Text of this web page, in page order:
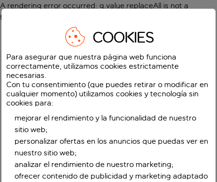
A rendering error occurred: g.value.replaceAll is not a
function
COOKIES
Para asegurar que nuestra página web funciona
correctamente, utilizamos cookies estrictamente
necesarias.
Con tu consentimiento (que puedes retirar o modificar en
cualquier momento) utilizamos cookies y tecnología sin
cookies para:
mejorar el rendimiento y la funcionalidad de nuestro
sitio web;
personalizar ofertas en los anuncios que puedas ver en
nuestro sitio web;
analizar el rendimiento de nuestro marketing;
ofrecer contenido de publicidad y marketing adaptado